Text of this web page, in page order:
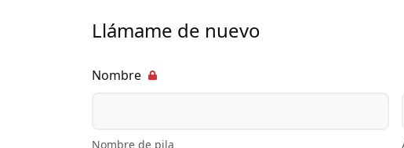
Llámame de nuevo
Nombre
Nombre de pila